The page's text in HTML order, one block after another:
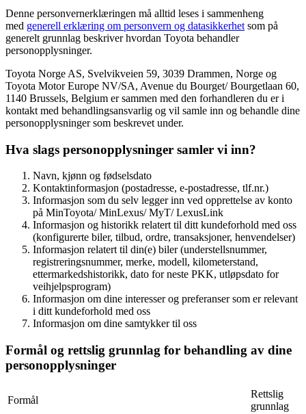
Denne personvernerklæringen må alltid leses i sammenheng
med generell erklæring om personvern og datasikkerhet som på
generelt grunnlag beskriver hvordan Toyota behandler
personopplysninger.
Toyota Norge AS, Svelvikveien 59, 3039 Drammen, Norge og
Toyota Motor Europe NV/SA, Avenue du Bourget/ Bourgetlaan 60,
1140 Brussels, Belgium er sammen med den forhandleren du er i
kontakt med behandlingsansvarlig og vil samle inn og behandle dine
personopplysninger som beskrevet under.
Hva slags personopplysninger samler vi inn?
Navn, kjønn og fødselsdato
Kontaktinformasjon (postadresse, e-postadresse, tlf.nr.)
Informasjon som du selv legger inn ved opprettelse av konto
på MinToyota/ MinLexus/ MyT/ LexusLink
Informasjon og historikk relatert til ditt kundeforhold med oss
(konfigurerte biler, tilbud, ordre, transaksjoner, henvendelser)
Informasjon relatert til din(e) biler (understellsnummer,
registreringsnummer, merke, modell, kilometerstand,
ettermarkedshistorikk, dato for neste PKK, utløpsdato for
veihjelpsprogram)
Informasjon om dine interesser og preferanser som er relevant
i ditt kundeforhold med oss
Informasjon om dine samtykker til oss
Formål og rettslig grunnlag for behandling av dine
personopplysninger
Formål
Rettslig
grunnlag